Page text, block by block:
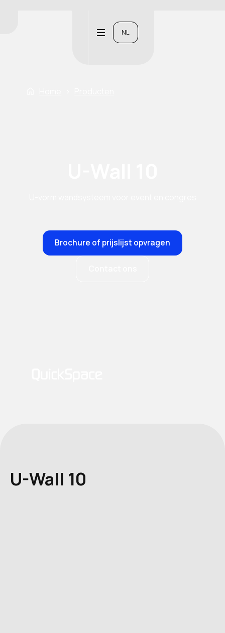
NL
Brochure of prijslijst opvragen
U-Wall 10